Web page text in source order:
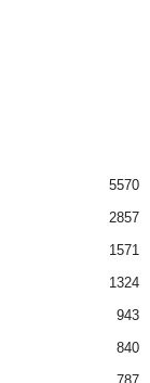
5570
2857
1571
1324
943
840